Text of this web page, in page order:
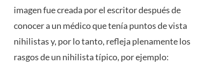
imagen fue creada por el escritor después de
conocer a un médico que tenía puntos de vista
nihilistas y, por lo tanto, refleja plenamente los
rasgos de un nihilista típico, por ejemplo: